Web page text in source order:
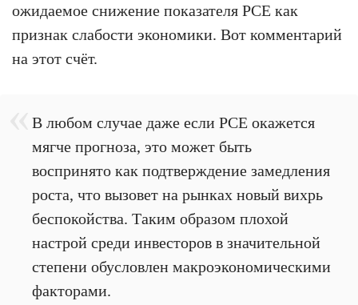
ожидаемое снижение показателя PCE как
признак слабости экономики. Вот комментарий
на этот счёт.
В любом случае даже если PCE окажется
мягче прогноза, это может быть
воспринято как подтверждение замедления
роста, что вызовет на рынках новый вихрь
беспокойства. Таким образом плохой
настрой среди инвесторов в значительной
степени обусловлен макроэкономическими
факторами.